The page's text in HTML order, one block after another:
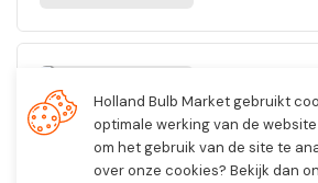
Ball Genova
Nr. 3337
I
Holland Bulb Market gebruikt
optimale werking van de
om het gebruik van de site te
over onze cookies? Bekijk dan